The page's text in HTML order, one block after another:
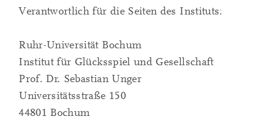
Verantwortlich für die Seiten des Instituts:
Ruhr-Universität Bochum
Institut für Glücksspiel und Gesellschaft
Prof. Dr. Sebastian Unger
Universitätsstraße 150
44801 Bochum